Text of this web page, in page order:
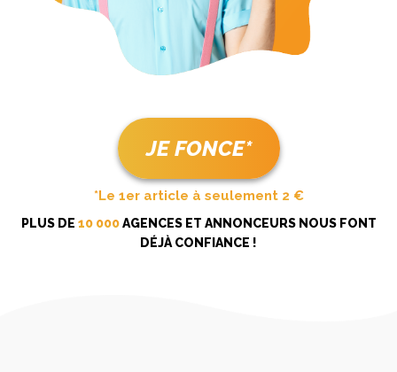
JE FONCE*
*Le 1er article à seulement 2 €
PLUS DE 10 000AGENCES ET ANNONCEURS NOUS FONT
DÉJÀ CONFIANCE !